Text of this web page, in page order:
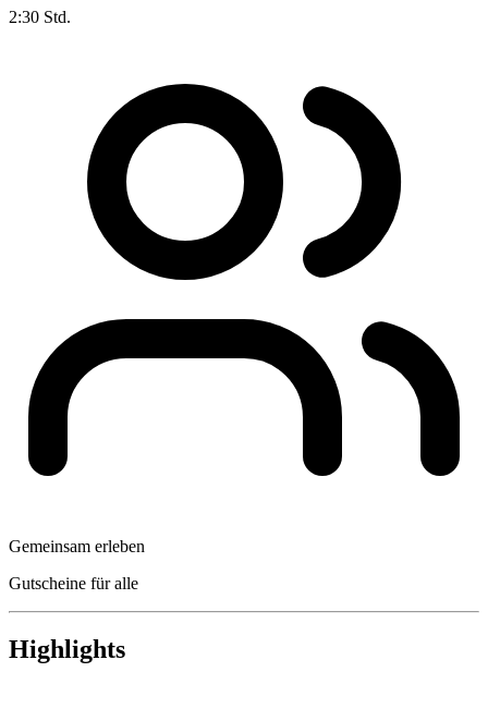
2:30 Std.
Gemeinsam erleben
Gutscheine für alle
Highlights